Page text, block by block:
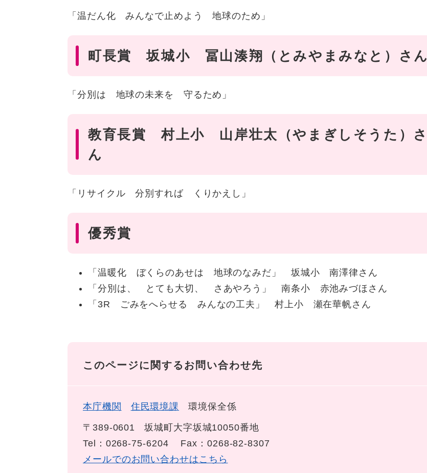
「温だん化 みんなで止めよう 地球のため」
町長賞 坂城小 冨山湊翔（とみやまみなと）さん
「分別は 地球の未来を 守るため」
教育長賞 村上小 山岸壮太（やまぎしそうた）さ
ん
「リサイクル 分別すれば くりかえし」
優秀賞
「温暖化 ぼくらのあせは 地球のなみだ」 坂城小 南澤律さん
「分別は、 とても大切、 さあやろう」 南条小 赤池みづほさん
「3R ごみをへらせる みんなの工夫」 村上小 瀬在華帆さん
このページに関するお問い合わせ先
本庁機関 住民環境課 環境保全係
〒389-0601
坂城町大字坂城10050番地
Tel：0268-75-6204
Fax：0268-82-8307
メールでのお問い合わせはこちら